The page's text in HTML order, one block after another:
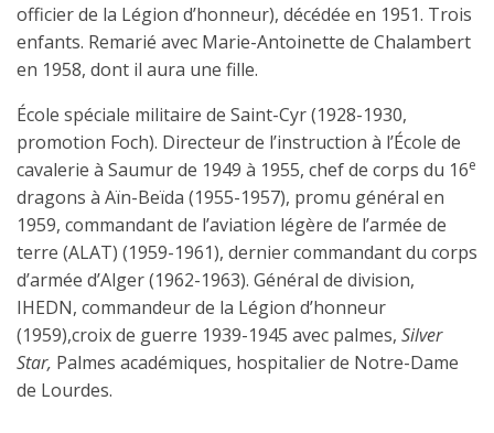
officier de la Légion d’honneur), décédée en 1951. Trois
enfants. Remarié avec Marie-Antoinette de Chalambert
en 1958, dont il aura une fille.
École spéciale militaire de Saint-Cyr (1928-1930,
promotion Foch). Directeur de l’instruction à l’École de
cavalerie à Saumur de 1949 à 1955, chef de corps du 16e
dragons à Aïn-Beïda (1955-1957), promu général en
1959, commandant de l’aviation légère de l’armée de
terre (ALAT) (1959-1961), dernier commandant du corps
d’armée d’Alger (1962-1963). Général de division,
IHEDN, commandeur de la Légion d’honneur
(1959),croix de guerre 1939-1945 avec palmes, Silver
Star, Palmes académiques, hospitalier de Notre-Dame
de Lourdes.